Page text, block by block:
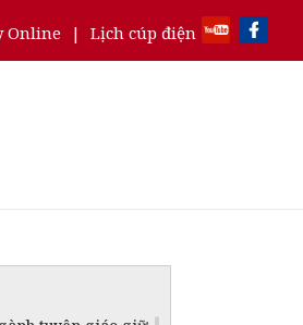
Online | Lịch cúp điện